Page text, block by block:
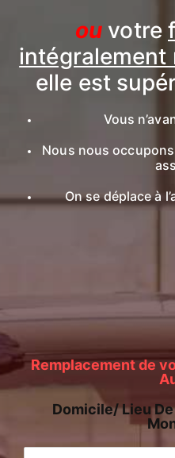
ou votre
intégralement
elle est
Vous
Nous nous
On se déplace à
Remplacement de
Domicile/ Lieu